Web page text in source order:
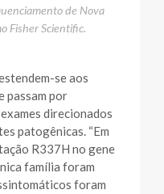
de Nova
Fisher Scientific.
se aos
passam por
direcionados
patogênicas. “Em
R337H no gene
família foram
foram